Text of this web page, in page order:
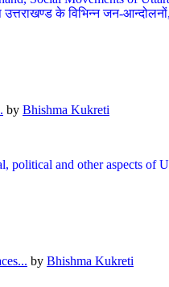
के विभिन्न जन-
by Bhishma Kukreti
political and other aspects
by Bhishma Kukreti